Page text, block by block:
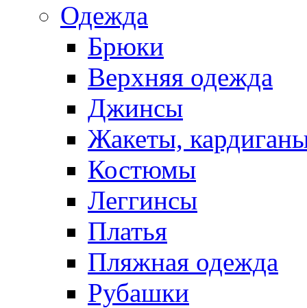
Одежда
Брюки
Верхняя одежда
Джинсы
Жакеты,
Костюмы
Леггинсы
Платья
Пляжная одежда
Рубашки